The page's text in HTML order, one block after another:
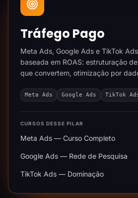
Tráfego Pago
Meta Ads, Google Ads e TikTok
baseada em ROAS: estruturação
que convertem, otimização por
Meta Ads Google Ads TikTok
CURSOS DESSE PILAR
Meta Ads — Curso Completo
Google Ads — Rede de Pesquisa
TikTok Ads — Dominação